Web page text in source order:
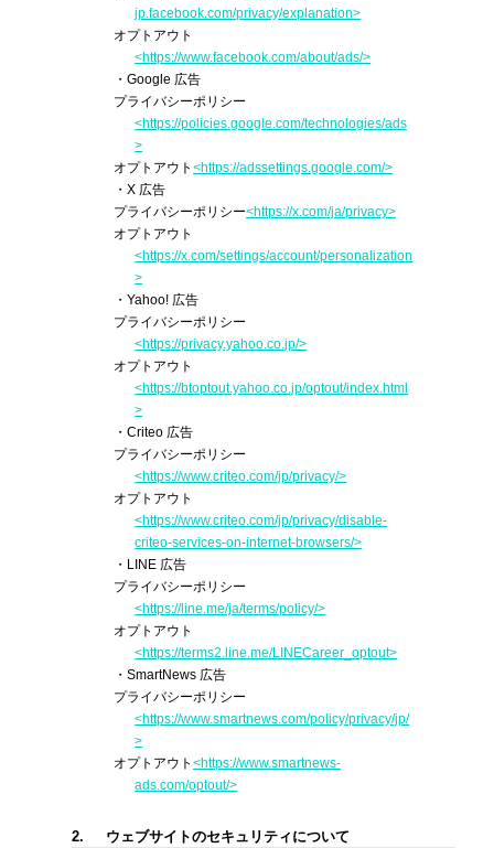
jp.facebook.com/privacy/explanation>
オプトアウト
<https://www.facebook.com/about/ads/>
・Google 広告
プライバシーポリシー
<https://policies.google.com/technologies/ads
>
オプトアウト <https://adssettings.google.com/>
・X 広告
プライバシーポリシー<https://x.com/ja/privacy>
オプトアウト
<https://x.com/settings/account/personalization
>
・Yahoo! 広告
プライバシーポリシー
<https://privacy.yahoo.co.jp/>
オプトアウト
<https://btoptout.yahoo.co.jp/optout/index.html
>
・Criteo 広告
プライバシーポリシー
<https://www.criteo.com/jp/privacy/>
オプトアウト
<https://www.criteo.com/jp/privacy/disable-
criteo-services-on-internet-browsers/>
・LINE 広告
プライバシーポリシー
<https://line.me/ja/terms/policy/>
オプトアウト
<https://terms2.line.me/LINECareer_optout>
・SmartNews 広告
プライバシーポリシー
<https://www.smartnews.com/policy/privacy/jp/
>
オプトアウト <https://www.smartnews-
ads.com/optout/>
2. ウェブサイトのセキュリティについて